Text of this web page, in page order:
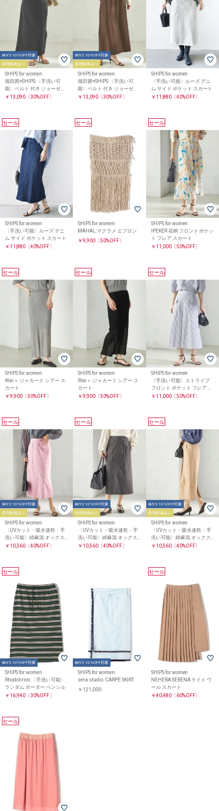
BUY2 10%OFF対象
着用動画あり
SHIPS for women
堀田茜×SHIPS:〈手洗い可
能〉ベルト 付き ジョーゼッ
ト スカート
￥13,090〔30%OFF〕
BUY2 10%OFF対象
着用動画あり
SHIPS for women
堀田茜×SHIPS:〈手洗い可
能〉ベルト 付き ジョーゼッ
ト スカート
￥13,090 〔30%OFF〕
SHIPS for women
〈手洗い可能〉ルーズ デニ
ム サイド ポケット スカート
￥11,880〔40%OFF〕
セール
SHIPS for women
〈手洗い可能〉ルーズ デニ
ム サイド ポケット スカート
￥11,880〔40%OFF〕
セール
SHIPS for women
MAHAL:マクラメ エプロン
￥9,900 〔50%OFF〕
セール
SHIPS for women
IPEKER 花柄 フロント ポケッ
ト フレア スカート
￥11,000〔50%OFF〕
セール
SHIPS for women
Wai＋:ジャカード シアー ス
カート
￥9,900〔50%OFF〕
セール
SHIPS for women
Wai＋:ジャカード シアー ス
カート
￥9,900 〔50%OFF〕
セール
SHIPS for women
〈手洗い可能〉ストライプ
フロント ポケット フレア ス
カート
￥11,000〔50%OFF〕
セール
BUY2 10%OFF対象
着用動画あり
SHIPS for women
〈UVカット・吸水速乾・手
洗い可能〉綿麻混 オックス
ポケット タイト スカート
￥10,560〔40%OFF〕
セール
BUY2 10%OFF対象
着用動画あり
SHIPS for women
〈UVカット・吸水速乾・手
洗い可能〉綿麻混 オックス
ポケット タイト スカート
￥10,560 〔40%OFF〕
セール
BUY2 10%OFF対象
着用動画あり
SHIPS for women
〈UVカット・吸水速乾・手
洗い可能〉綿麻混 オックス
ポケット タイト スカート
￥10,560〔40%OFF〕
セール
BUY2 10%OFF対象
SHIPS for women
Rhodolirion:〈手洗い可能〉
ランダム ボーダー ペンシル
￥16,940〔30%OFF〕
BUY2 10%OFF対象
SHIPS for women
sera studio: CARPE SKIRT
￥121,000
セール
SHIPS for women
NEHERA:SERENA ライト ウ
ール スカート
￥40,480〔60%OFF〕
セール